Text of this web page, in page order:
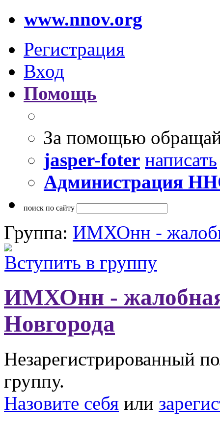
www.nnov.org
Регистрация
Вход
Помощь
За помощью
jasper-foter написать
Администрация
поиск по сайту
Группа: ИМХОнн -
Вступить в группу
ИМХОнн -
Новгорода
Незарегистрированный
группу.
Назовите себя или